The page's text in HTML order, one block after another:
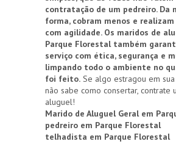
contratação de um pedreiro. Da
forma, cobram menos e
com agilidade. Os maridos de
Parque Florestal também
serviço com ética, segurança e
limpando todo o ambiente no
foi feito. Se algo estragou em
não sabe como consertar, contrate
aluguel!
Marido de Aluguel Geral em
pedreiro em Parque Florestal
telhadista em Parque Florestal